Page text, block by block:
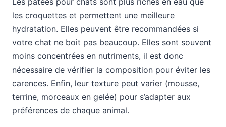
les croquettes et permettent une meilleure
hydratation. Elles peuvent être recommandées si
votre chat ne boit pas beaucoup. Elles sont souvent
moins concentrées en nutriments, il est donc
nécessaire de vérifier la composition pour éviter les
carences. Enfin, leur texture peut varier (mousse,
terrine, morceaux en gelée) pour s’adapter aux
préférences de chaque animal.